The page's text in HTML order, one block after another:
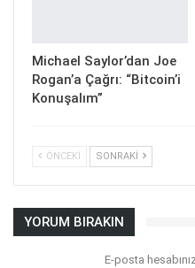
Michael Saylor’dan Joe
Rogan’a Çağrı: “Bitcoin’i
Konuşalım”
ÖNCEKI SONRAKI
YORUM BIRAKIN
E-posta